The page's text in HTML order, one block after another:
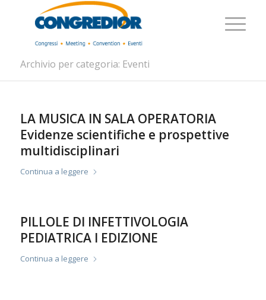
Archivio per categoria: Eventi
LA MUSICA IN SALA OPERATORIA
Evidenze scientifiche e prospettive
multidisciplinari
Continua a leggere
PILLOLE DI INFETTIVOLOGIA
PEDIATRICA I EDIZIONE
Continua a leggere